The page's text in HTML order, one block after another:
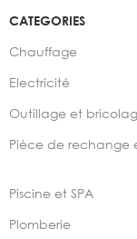
CATEGORIES
Chauffage
Electricité
Outillage et
Pièce de rechange
Piscine et SPA
Plomberie